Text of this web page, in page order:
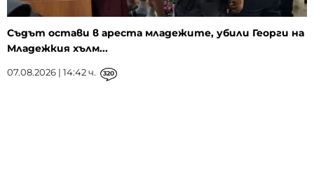
Съдът остави в ареста младежите, убили Георги на
Младежкия хълм...
07.08.2026 | 14:42 ч. 320